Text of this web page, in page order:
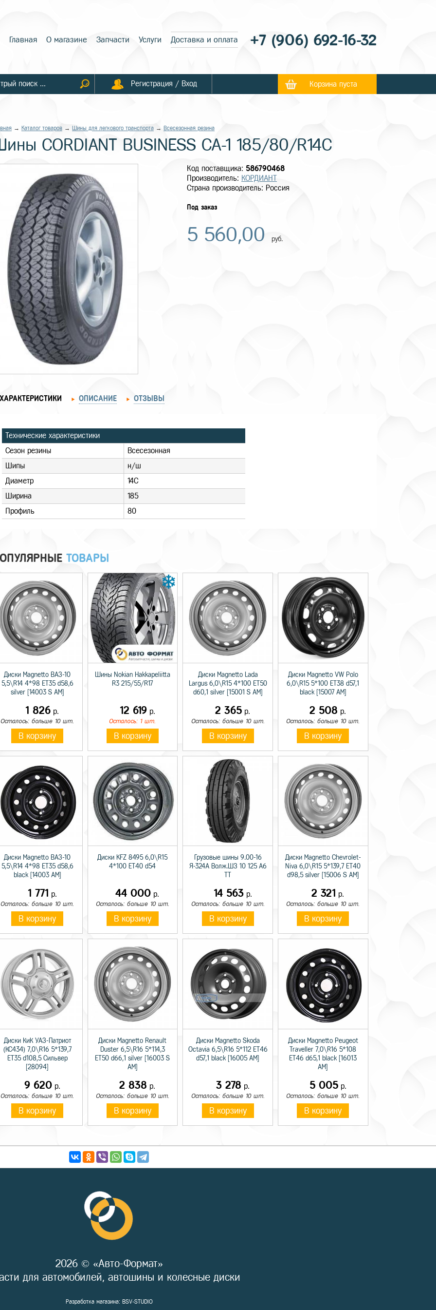
Главная О магазине Запчасти Услуги Доставка и оплата +7 (906) 692-16-32
Регистрация / Вход Корзина пуста
→ Каталог товаров → Шины для легкового транспорта → Всесезонная резина
CORDIANT BUSINESS CA-1 185/80/R14C
Код поставщика: 586790468
Производитель: КОРДИАНТ
Страна производитель: Россия
Под заказ
5 560,00 руб.
ХАРАКТЕРИСТИКИ ОПИСАНИЕ ОТЗЫВЫ
Технические характеристики
Сезон резины
Всесезонная
Шипы
н/ш
Диаметр
14C
Ширина
185
Профиль
80
ТОВАРЫ
Диски Magnetto ВАЗ-10
5,5\R14 4*98 ET35 d58,6
silver [14003 S AM]
1 826 р.
Осталось: больше 10 шт.
В корзину
Шины Nokian Hakkapeliitta
R3 215/55/R17
12 619р.
Осталось: 1 шт.
В корзину
Диски Magnetto Lada
Largus 6,0\R15 4*100 ET50
d60,1 silver [15001 S AM]
2 365 р.
Осталось: больше 10 шт.
В корзину
Диски Magnetto VW Polo
6,0\R15 5*100 ET38 d57,1
black [15007 AM]
2 508 р.
Осталось: больше 10 шт.
В корзину
Диски Magnetto ВАЗ-10
5,5\R14 4*98 ET35 d58,6
black [14003 AM]
1 771 р.
Осталось: больше 10 шт.
В корзину
Диски KFZ 8495 6,0\R15
4*100 ET40 d54
44 000 р.
Осталось: больше 10 шт.
В корзину
Грузовые шины 9.00-16
Я-324А Волж.ШЗ 10 125 A6
14 563р.
Осталось: больше 10 шт.
В корзину
Диски Magnetto Chevrolet-
Niva 6,0\R15 5*139,7 ET40
d98,5 silver [15006 S AM]
2 321 р.
Осталось: больше 10 шт.
В корзину
Диски КиК УАЗ-Патриот
(КС434) 7,0\R16 5*139,7
ET35 d108,5 Сильвер
[28094]
9 620р.
Осталось: больше 10 шт.
В корзину
Диски Magnetto Renault
Duster 6,5\R16 5*114,3
ET50 d66,1 silver [16003 S
AM]
2 838 р.
Осталось: больше 10 шт.
В корзину
Диски Magnetto Skoda
Octavia 6,5\R16 5*112 ET46
d57,1 black [16005 AM]
3 278 р.
Осталось: больше 10 шт.
В корзину
Диски Magnetto Peugeot
Traveller 7,0\R16 5*108
ET46 d65,1 black [16013
AM]
5 005р.
Осталось: больше 10 шт.
В корзину
2026 © «Авто-Формат»
для автомобилей, автошины и колесные диски
Разработка магазина: BSV-STUDIO